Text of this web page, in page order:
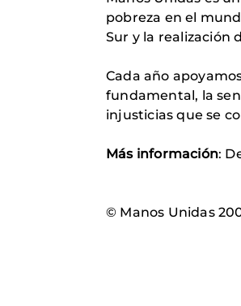
pobreza en el
Sur y la realización
Cada año
fundamental, la
injusticias que se
Más información:
© Manos Unidas